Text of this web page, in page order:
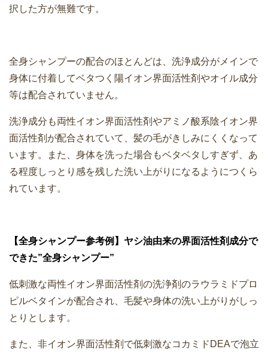
択した方が無難です。
全身シャンプーの配合のほとんどは、洗浄成分がメインで
身体に付着してベタつく陽イオン界面活性剤やオイル成分
等は配合されていません。
洗浄成分も両性イオン界面活性剤やアミノ酸系陰イオン界
面活性剤が配合されていて、髪の毛がきしみにくくなって
います。また、身体を洗った場合もベタベタしすぎず、あ
る程度しっとり感を残した洗い上がりになるようにつくら
れています。
【全身シャンプー参考例】ヤシ油由来の界面活性剤成分で
できた”全身シャンプー”
低刺激な両性イオン界面活性剤の洗浄剤のラウラミドプロ
ピルベタインが配合され、毛髪や身体の洗い上がりがしっ
とりとします。
また、非イオン界面活性剤で低刺激なコカミドDEAで泡立